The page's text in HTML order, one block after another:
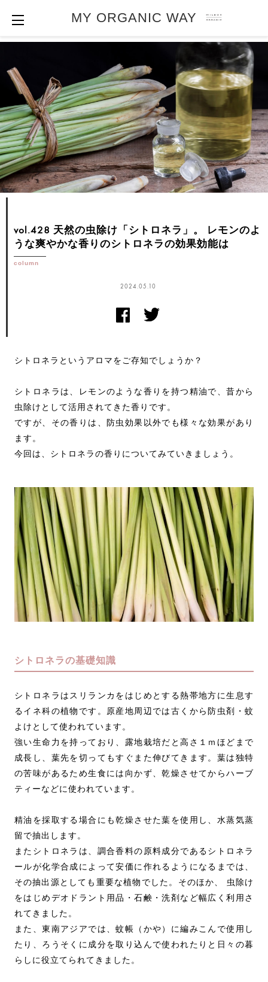
MY ORGANIC WAY
vol.428 天然の虫除け「シトロネラ」。
レモンのよ
うな爽やかな香りのシトロネラの効果効能は
column
2024.05.10
シトロネラというアロマをご存知でしょうか？
シトロネラは、レモンのような香りを持つ精油で、昔から
虫除けとして活用されてきた香りです。
ですが、その香りは、防虫効果以外でも様々な効果があり
ます。
今回は、シトロネラの香りについてみていきましょう。
シトロネラの基礎知識
シトロネラはスリランカをはじめとする熱帯地方に生息す
るイネ科の植物です。原産地周辺では古くから防虫剤・蚊
よけとして使われています。
強い生命力を持っており、露地栽培だと高さ１ｍほどまで
成長し、葉先を切ってもすぐまた伸びてきます。葉は独特
の苦味があるため生食には向かず、乾燥させてからハーブ
ティーなどに使われています。
精油を採取する場合にも乾燥させた葉を使用し、水蒸気蒸
留で抽出します。
またシトロネラは、調合香料の原料成分であるシトロネラ
ールが化学合成によって安価に作れるようになるまでは、
その抽出源としても重要な植物でした。そのほか、 虫除け
をはじめデオドラント用品・石鹸・洗剤など幅広く利用さ
れてきました。
また、東南アジアでは、蚊帳（かや）に編みこんで使用し
たり、ろうそくに成分を取り込んで使われたりと日々の暮
らしに役立てられてきました。